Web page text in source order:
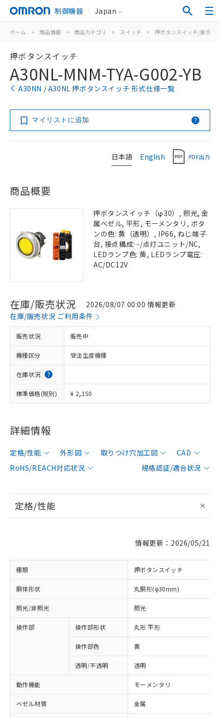
制御機器 Japan
ホーム > 商品情報 > 商品カテゴリ > スイッチ > 押ボタンスイッチ/表示灯
押ボタンスイッチ
A30NL-MNM-TYA-G002-YB
A30NN / A30NL 押ボタンスイッチ 形式仕様一覧
マイリストに追加
日本語 English PDF出力
商品概要
押ボタンスイッチ（φ30）, 照光, 金
属ベゼル, 平形, モーメンタリ, ボタ
ンの色: 黄（透明）, IP66, ねじ端子
台, 接点構成: -/点灯ユニット/NC,
LEDランプ色: 黄, LEDランプ電圧:
AC/DC12V
在庫/販売状況
2026/08/07 00:00 情報更新
在庫/販売状況 ご利用条件
販売状況 販売中
機種区分 受注生産機種
在庫状況
標準価格(税別) ¥ 2,150
詳細情報
定格/性能 外形図 取りつけ穴加工図
CAD
RoHS/REACH対応状況
規格認証/適合状況
定格/性能
情報更新：2026/05/21
種類 押ボタンスイッチ
胴体形状 丸胴形(φ30mm)
照光/非照光 照光
操作部 操作部形状 丸形 平形
操作部色 黄
透明/不透明 透明
動作機能 モーメンタリ
ベゼル材質 金属